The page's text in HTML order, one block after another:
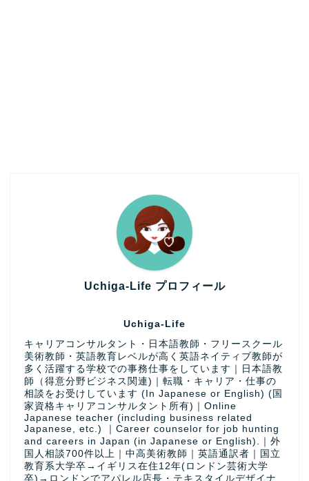
Uchiga-Life プロフィール
Uchiga-Life
キャリアコンサルタント・日本語教師・フリースクール
美術教師・英語教育レベルが高く英語ネイティブ教師が
多く活躍する学校での事務仕事をしています｜日本語教
師（得意分野ビジネス関連)｜転職・キャリア・仕事の
相談をお受けしています (In Japanese or English) (国
家資格キャリアコンサルタント所有)｜Online
Japanese teacher (including business related
Japanese, etc.) ｜Career counselor for job hunting
and careers in Japan (in Japanese or English).｜外
国人相談700件以上｜中高美術教師｜英語通訳者｜国立
教育系大学卒→イギリス在住12年(ロンドン芸術大学
卒)→ロンドンでアパレル店長・テキスタイルデザイナ